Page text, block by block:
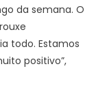
da semana. O
todo. Estamos
positivo”,